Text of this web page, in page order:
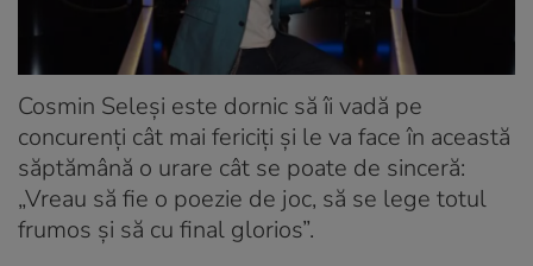
Cosmin Seleși este dornic să îi vadă pe
concurenți cât mai fericiți și le va face în această
săptămână o urare cât se poate de sinceră:
„Vreau să fie o poezie de joc, să se lege totul
frumos și să cu final glorios”.